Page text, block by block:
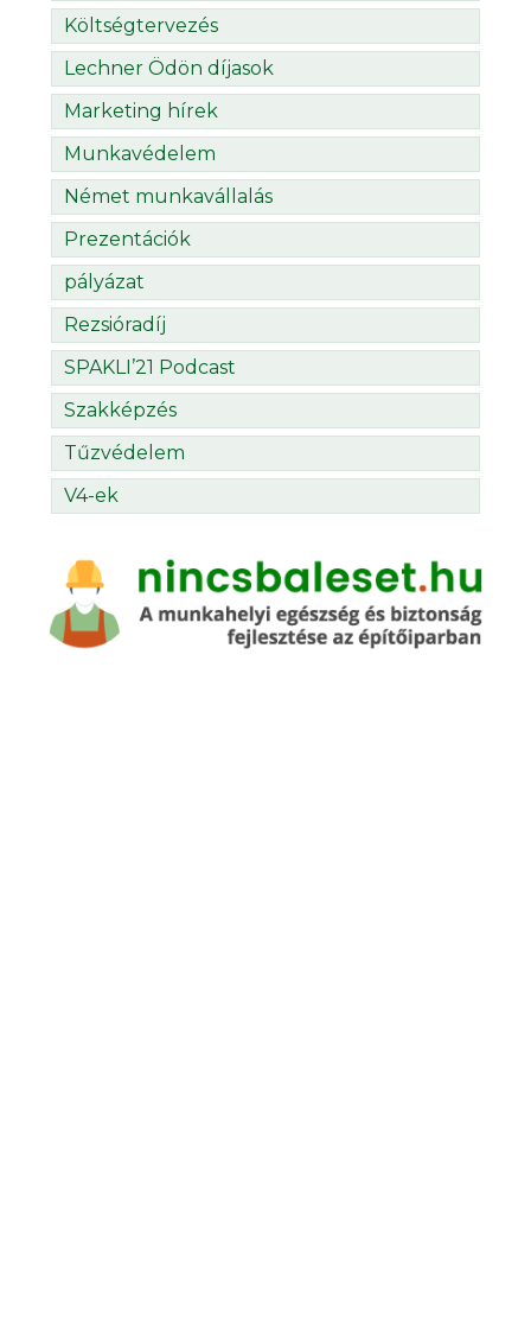
Költségtervezés
Lechner Ödön díjasok
Marketing hírek
Munkavédelem
Német munkavállalás
Prezentációk
pályázat
Rezsióradíj
SPAKLI’21 Podcast
Szakképzés
Tűzvédelem
V4-ek